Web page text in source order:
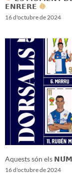
𝗘𝗡𝗥𝗘𝗥𝗘
16 d'octubre de 2024
Aquests són els
16 d'octubre de 2024